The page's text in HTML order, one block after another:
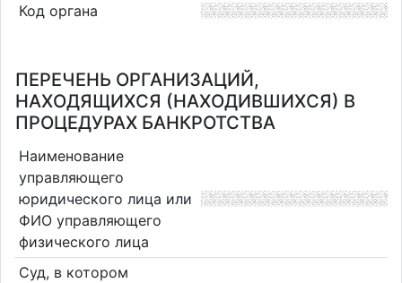
Код органа
ПЕРЕЧЕНЬ ОРГАНИЗАЦИЙ,
НАХОДЯЩИХСЯ (НАХОДИВШИХСЯ) В
ПРОЦЕДУРАХ БАНКРОТСТВА
Наименование
управляющего
юридического лица или
ФИО управляющего
физического лица
Суд, в котором